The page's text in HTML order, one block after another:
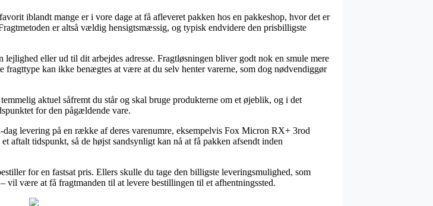
iblandt mange er i vore dage at få afleveret pakken hos en pakkeshop, hvor det er
er altså vældig hensigtsmæssig, og typisk endvidere den prisbilligste
eller ud til dit arbejdes adresse. Fragtløsningen bliver godt nok en smule mere
kan ikke benægtes at være at du selv henter varerne, som dog nødvendiggør
aktuel såfremt du står og skal bruge produkterne om et øjeblik, og i det
for den pågældende vare.
levering på en række af deres varenumre, eksempelvis Fox Micron RX+ 3rod
aftalt tidspunkt, så de højst sandsynligt kan nå at få pakken afsendt inden
for en fastsat pris. Ellers skulle du tage den billigste leveringsmulighed, som
være at få fragtmanden til at levere bestillingen til et afhentningssted.